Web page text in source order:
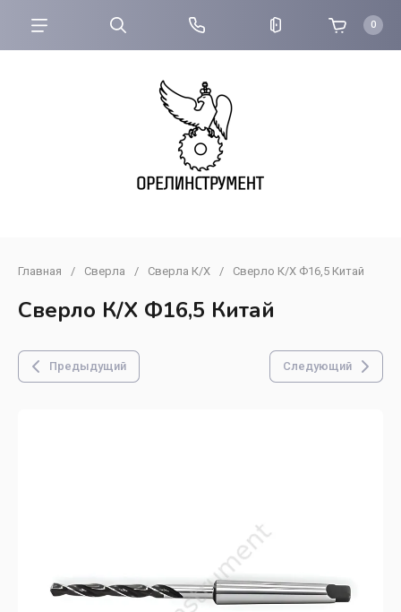
0
Главная / Сверла / Сверла К/Х / Сверло К/Х Ф16,5 Китай
Сверло К/Х Ф16,5 Китай
Предыдущий Следующий